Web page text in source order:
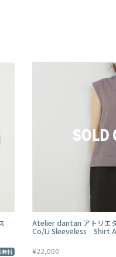
無料
Atelier dantan アトリエ
Co/Li Sleeveless Shirt
¥22,000